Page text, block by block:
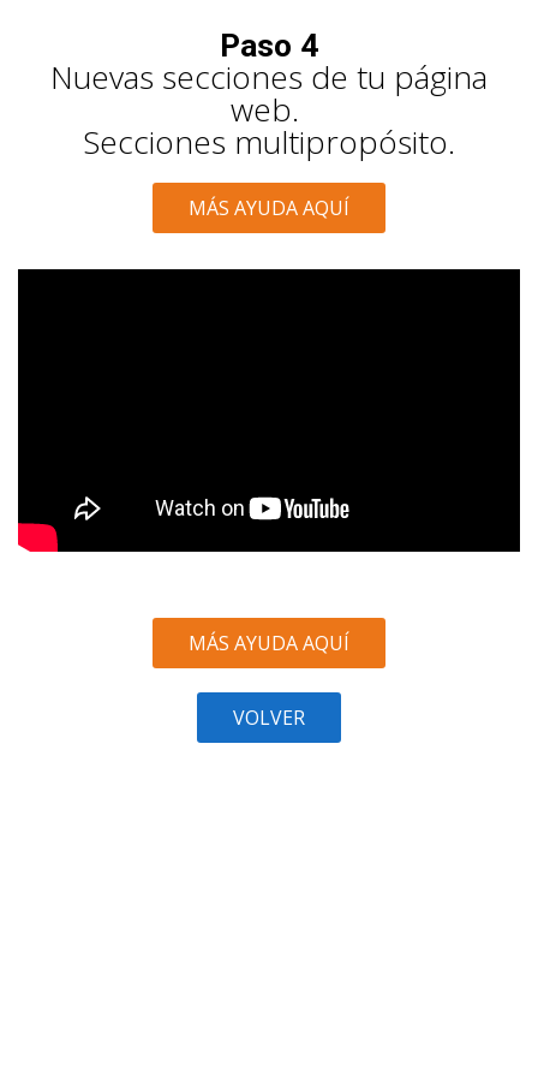
Paso 4
Nuevas secciones de tu página
web.
Secciones multipropósito.
MÁS AYUDA AQUÍ
MÁS AYUDA AQUÍ
VOLVER